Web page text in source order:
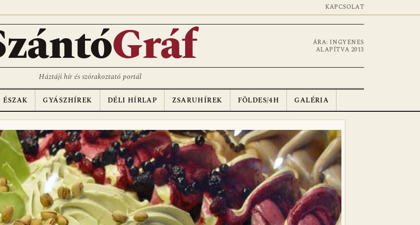
KAPCSOLAT
Gráf
ÁRA: INGYENES
ALAPÍTVA 2013
Háztáji hír és szórakoztató portál
ÉSZAK GYÁSZHÍREK DÉLI HÍRLAP ZSARUHÍREK FÖLDES/4H GALÉRIA